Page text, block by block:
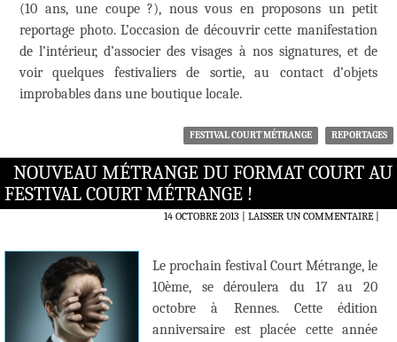
(10 ans, une coupe ?), nous vous en proposons un petit
reportage photo. L’occasion de découvrir cette manifestation
de l’intérieur, d’associer des visages à nos signatures, et de
voir quelques festivaliers de sortie, au contact d’objets
improbables dans une boutique locale.
FESTIVAL COURT MÉTRANGE REPORTAGES
NOUVEAU MÉTRANGE DU FORMAT COURT AU
FESTIVAL COURT MÉTRANGE !
14 OCTOBRE 2013 LAISSER UN COMMENTAIRE|
Le prochain festival Court Métrange, le
10ème, se déroulera du 17 au 20
octobre à Rennes. Cette édition
anniversaire est placée cette année